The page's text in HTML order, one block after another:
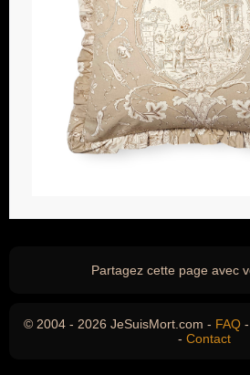
Partagez cette page avec
© 2004 - 2026 JeSuisMort.com - FAQ -
- Contact